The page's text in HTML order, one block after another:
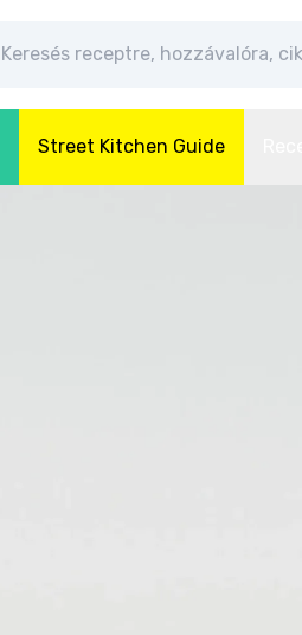
Street Kitchen Guide